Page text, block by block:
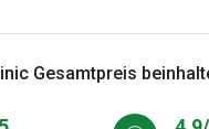
Gesamtpreis